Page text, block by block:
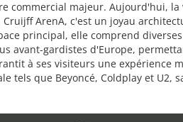
commercial majeur. Aujourd'hui,
Cruijff ArenA, c'est un joyau
principal, elle comprend
avant-gardistes d'Europe,
à ses visiteurs une expérience
tels que Beyoncé, Coldplay et U2,